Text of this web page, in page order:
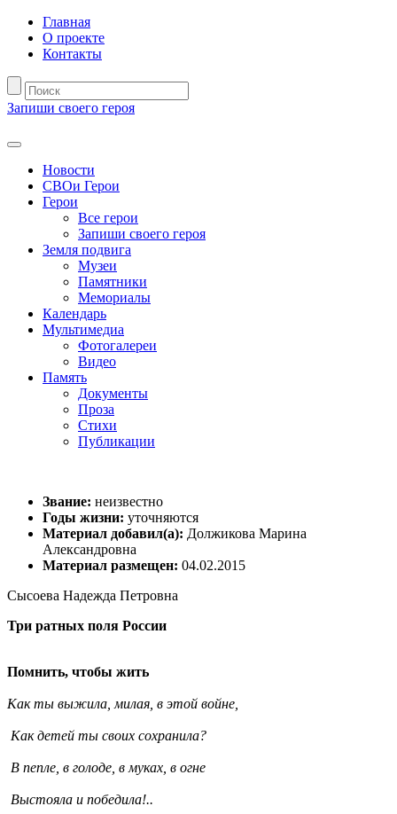
Главная
О проекте
Контакты
Запиши своего героя
Новости
СВОи Герои
Герои
Все герои
Запиши своего героя
Земля подвига
Музеи
Памятники
Мемориалы
Календарь
Мультимедиа
Фотогалереи
Видео
Память
Документы
Проза
Стихи
Публикации
Звание: неизвестно
Годы жизни: уточняются
Материал добавил(а): Должикова Марина
Александровна
Материал размещен: 04.02.2015
Сысоева Надежда Петровна
Три ратных поля России
Помнить, чтобы жить
Как ты выжила, милая, в этой войне,
Как детей ты своих сохранила?
В пепле, в голоде, в муках, в огне
Выстояла и победила!..